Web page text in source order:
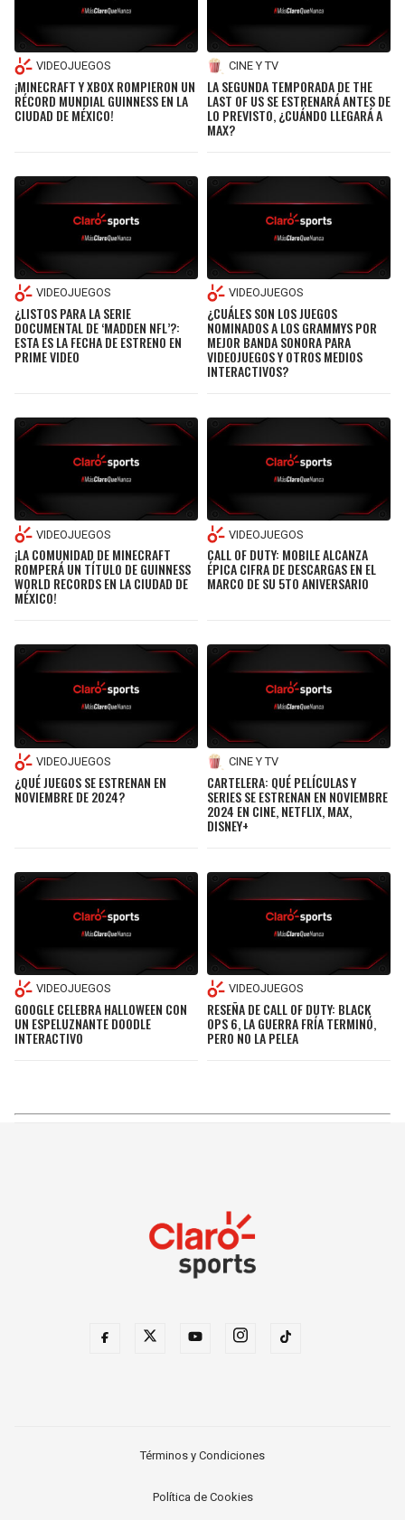
VIDEOJUEGOS
¡MINECRAFT Y XBOX ROMPIERON UN
RÉCORD MUNDIAL GUINNESS EN LA
CIUDAD DE MÉXICO!
CINE Y TV
LA SEGUNDA TEMPORADA DE THE
LAST OF US SE ESTRENARÁ ANTES DE
LO PREVISTO, ¿CUÁNDO LLEGARÁ A
MAX?
VIDEOJUEGOS
¿LISTOS PARA LA SERIE
DOCUMENTAL DE ‘MADDEN NFL’?:
ESTA ES LA FECHA DE ESTRENO EN
PRIME VIDEO
VIDEOJUEGOS
¿CUÁLES SON LOS JUEGOS
NOMINADOS A LOS GRAMMYS POR
MEJOR BANDA SONORA PARA
VIDEOJUEGOS Y OTROS MEDIOS
INTERACTIVOS?
VIDEOJUEGOS
¡LA COMUNIDAD DE MINECRAFT
ROMPERÁ UN TÍTULO DE GUINNESS
WORLD RECORDS EN LA CIUDAD DE
MÉXICO!
VIDEOJUEGOS
CALL OF DUTY: MOBILE ALCANZA
ÉPICA CIFRA DE DESCARGAS EN EL
MARCO DE SU 5TO ANIVERSARIO
VIDEOJUEGOS
¿QUÉ JUEGOS SE ESTRENAN EN
NOVIEMBRE DE 2024?
CINE Y TV
CARTELERA: QUÉ PELÍCULAS Y
SERIES SE ESTRENAN EN NOVIEMBRE
2024 EN CINE, NETFLIX, MAX,
DISNEY+
VIDEOJUEGOS
GOOGLE CELEBRA HALLOWEEN CON
UN ESPELUZNANTE DOODLE
INTERACTIVO
VIDEOJUEGOS
RESEÑA DE CALL OF DUTY: BLACK
OPS 6, LA GUERRA FRÍA TERMINÓ,
PERO NO LA PELEA
Términos y Condiciones
Política de Cookies